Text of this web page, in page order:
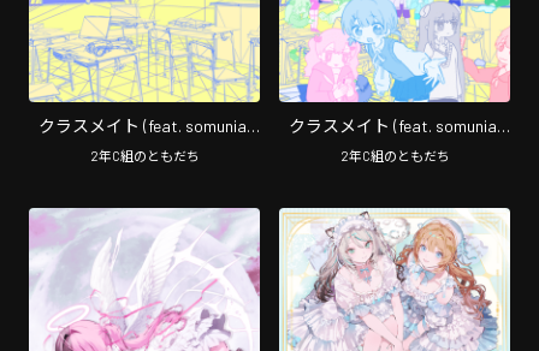
クラスメイト (feat. somunia,
をとは, nyankobrq, YACA IN DA
[Instrumental]
2年C組のともだち
クラスメイト (feat. somunia,
をとは, nyankobrq, YACA IN DA
2年C組のともだち